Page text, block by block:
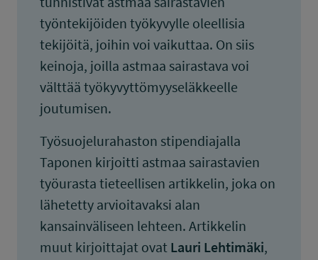
työntekijöiden työkyvylle oleellisia
tekijöitä, joihin voi vaikuttaa. On siis
keinoja, joilla astmaa sairastava voi
välttää työkyvyttömyyseläkkeelle
joutumisen.
Työsuojelurahaston stipendiajalla
Taponen kirjoitti astmaa sairastavien
työurasta tieteellisen artikkelin, joka on
lähetetty arvioitavaksi alan
kansainväliseen lehteen. Artikkelin
muut kirjoittajat ovat Lauri Lehtimäki,